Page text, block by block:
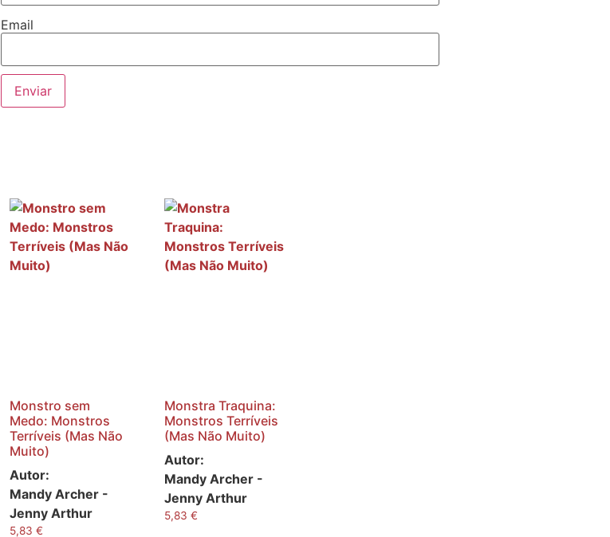
Email
Monstro sem
Medo: Monstros
Terríveis (Mas Não
Muito)
Autor:
Mandy Archer -
Jenny Arthur
5,83€
Monstra Traquina:
Monstros Terríveis
(Mas Não Muito)
Autor:
Mandy Archer -
Jenny Arthur
5,83 €